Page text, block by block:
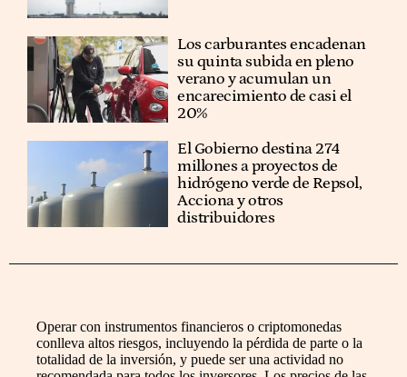
Los carburantes encadenan
su quinta subida en pleno
verano y acumulan un
encarecimiento de casi el
20%
El Gobierno destina 274
millones a proyectos de
hidrógeno verde de Repsol,
Acciona y otros
distribuidores
Operar con instrumentos financieros o criptomonedas
conlleva altos riesgos, incluyendo la pérdida de parte o la
totalidad de la inversión, y puede ser una actividad no